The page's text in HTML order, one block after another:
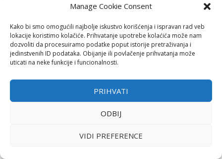
Manage Cookie Consent
Kako bi smo omogućili najbolje iskustvo korišćenja i ispravan rad veb
lokacije koristimo kolačiće. Prihvatanje upotrebe kolaćića može nam
dozvoliti da procesuiramo podatke poput istorije pretraživanja i
jedinstvenih ID podataka. Obijanje ili povlačenje prihvatanja može
uticati na neke funkcije i funcionalnosti.
PRIHVATI
ODBIJ
VIDI PREFERENCE
на Фрушкој Гори, одржаће се припреме
младе селеције Београда – старији
пионири и кадети.
унапређење стручног рада са млађим
категоријама и постизање бољих